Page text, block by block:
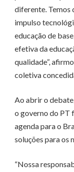
diferente. Temos
impulso
educação de
efetiva da
qualidade”,
coletiva
Ao abrir o
o governo do PT
agenda para o
soluções para os
“Nossa